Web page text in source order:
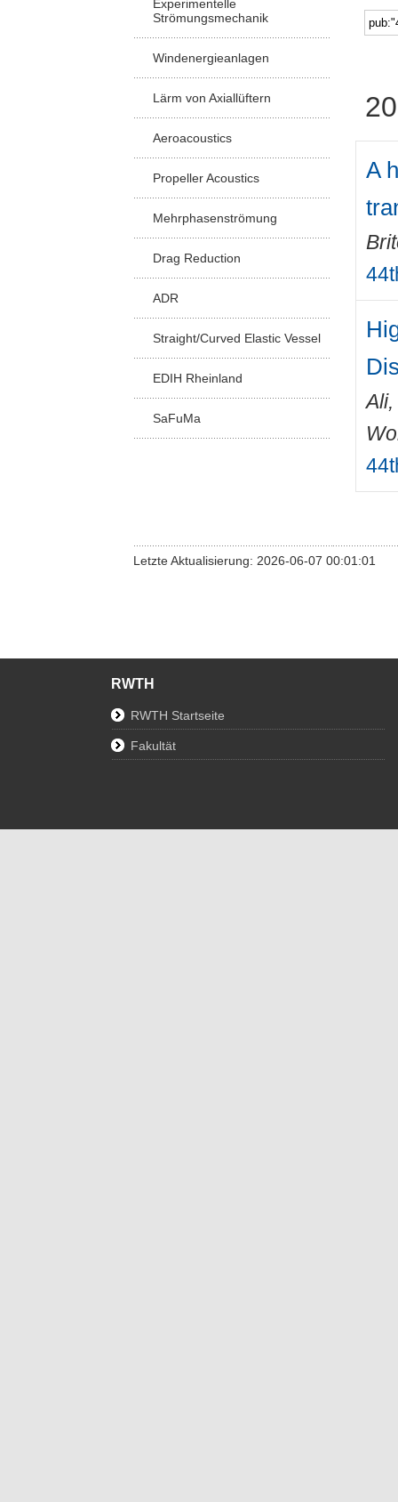
Experimentelle
Strömungsmechanik
Windenergieanlagen
Lärm von Axiallüftern
Aeroacoustics
Propeller Acoustics
Mehrphasenströmung
Drag Reduction
ADR
Straight/Curved Elastic Vessel
EDIH Rheinland
SaFuMa
A
Letzte Aktualisierung: 2026-06-07 00:01:01
RWTH
RWTH Startseite
Fakultät